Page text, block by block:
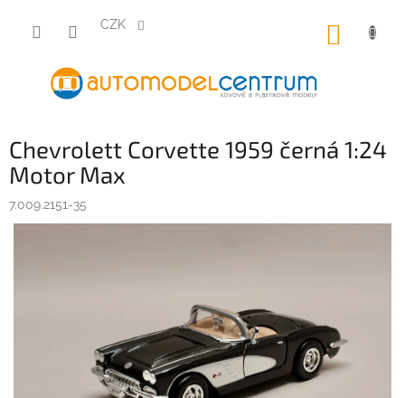
obsah
CZK
Chevrolett Corvette 1959 černá 1:24
Motor Max
7.009.2151-35